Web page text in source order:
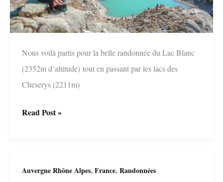
Nous voilà partis pour la belle randonnée du Lac Blanc
(2352m d’altitude) tout en passant par les lacs des
Cheserys (2211m)
Randonnée
à
Read Post »
Auvergne Rhône Alpes,France,Randonnées